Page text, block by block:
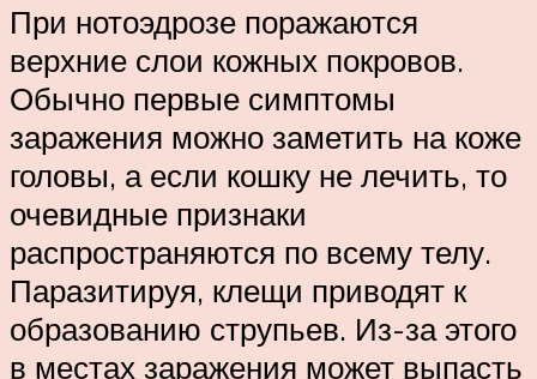
При нотоэдрозе поражаются
верхние слои кожных покровов.
Обычно первые симптомы
заражения можно заметить на коже
головы, а если кошку не лечить, то
очевидные признаки
распространяются по всему телу.
Паразитируя, клещи приводят к
образованию струпьев. Из-за этого
в местах заражения может выпасть